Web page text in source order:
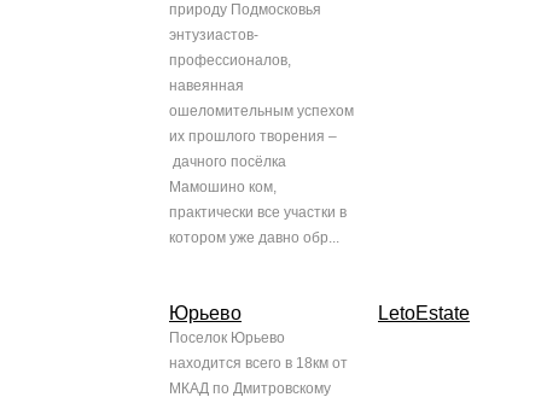
природу Подмосковья
энтузиастов-
профессионалов,
навеянная
ошеломительным успехом
их прошлого творения –
дачного посёлка
Мамошино ком,
практически все участки в
котором уже давно обр...
Юрьево
Поселок Юрьево
находится всего в 18км от
МКАД по Дмитровскому
LetoEstate